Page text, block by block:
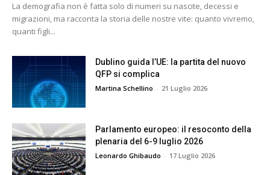
La demografia non è fatta solo di numeri su nascite, decessi e
migrazioni, ma racconta la storia delle nostre vite: quanto vivremo,
quanti figli...
Dublino guida l’UE: la partita del nuovo
QFP si complica
Martina Schellino - 21 Luglio 2026
Parlamento europeo: il resoconto della
plenaria del 6-9 luglio 2026
Leonardo Ghibaudo - 17 Luglio 2026